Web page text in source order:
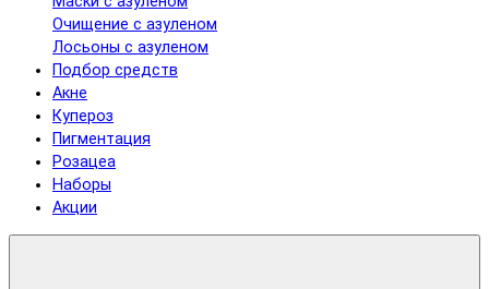
Очищение с азуленом
Лосьоны с азуленом
Подбор средств
Акне
Купероз
Пигментация
Розацеа
Наборы
Акции